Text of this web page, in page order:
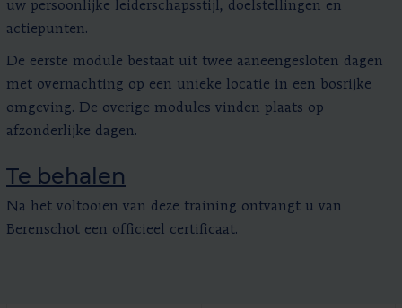
uw persoonlijke leiderschapsstijl, doelstellingen en
actiepunten.
De eerste module bestaat uit twee aaneengesloten dagen
met overnachting op een unieke locatie in een bosrijke
omgeving. De overige modules vinden plaats op
afzonderlijke dagen.
Te behalen
Na het voltooien van deze training ontvangt u van
Berenschot een officieel certificaat.